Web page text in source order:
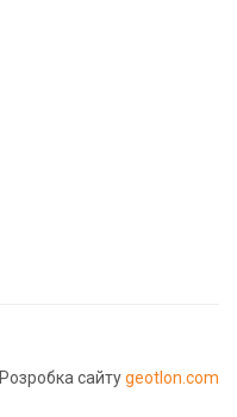
Розробка сайтуgeotlon.com